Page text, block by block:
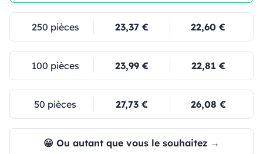
250 pièces 23,37 € 22,60 €
100 pièces 23,99 € 22,81 €
50 pièces 27,73 € 26,08 €
😀 Ou autant que vous le souhaitez →